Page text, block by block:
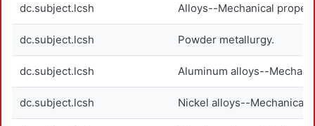
dc.subject.lcsh Alloys--Mechanical
dc.subject.lcsh Powder metallurgy.
dc.subject.lcsh Aluminum alloys--
dc.subject.lcsh Nickel alloys--Mechanical